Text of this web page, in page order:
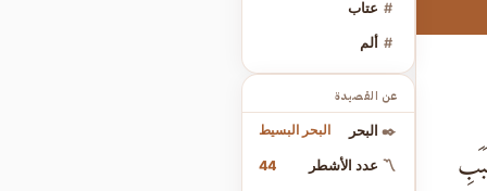
# عتاب
# ألم
عن القصيدة
✒️ البحر البحر البسيط
〽️ عدد الأشطر 44